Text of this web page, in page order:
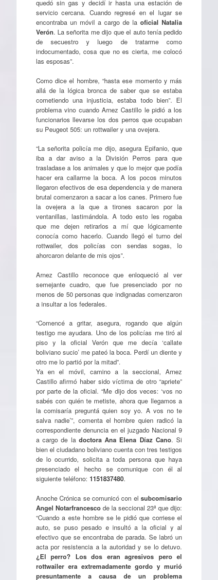
quedó sin gas y decidí ir hasta una estación de
servicio cercana. Cuando regresé en el lugar se
encontraba un móvil a cargo de laoficial Natalia
Verón. La señorita me dijo que el auto tenía pedido
de secuestro y luego de tratarme como
indocumentado, cosa que no es cierta, me colocó
las esposas”.
Como dice el hombre, “hasta ese momento y más
allá de la lógica bronca de saber que se estaba
cometiendo una injusticia, estaba todo bien”. El
problema vino cuando Arnez Castillo le pidió a los
funcionarios llevarse los dos perros que ocupaban
su Peugeot 505: un rottwailer y una ovejera.
“La señorita policía me dijo, asegura Epifanio, que
iba a dar aviso a la División Perros para que
trasladase a los animales y que lo mejor que podía
hacer era callarme la boca. A los pocos minutos
llegaron efectivos de esa dependencia y de manera
brutal comenzaron a sacar a los canes. Primero fue
la ovejera a la que a tirones sacaron por la
ventanillas, lastimándola. A todo esto les rogaba
que me dejen retirarlos a mí que lógicamente
conocía como hacerlo. Cuando llegó el turno del
rottwailer, dos policías con sendas sogas, lo
ahorcaron delante de mis ojos”.
Arnez Castillo reconoce que enloqueció al ver
semejante cuadro, que fue presenciado por no
menos de 50 personas que indignadas comenzaron
a insultar a los federales.
“Comencé a gritar, asegura, rogando que algún
testigo me ayudara. Uno de los policías me tiró al
piso y la oficial Verón que me decía ‘callate
boliviano sucio’ me pateó la boca. Perdí un diente y
otro me lo partió por la mitad”.
Ya en el móvil, camino a la seccional, Arnez
Castillo afirmó haber sido víctima de otro “apriete”
por parte de la oficial. “Me dijo dos veces: ‘vos no
sabés con quién te metiste, ahora que llegamos a
la comisaría preguntá quien soy yo. A vos no te
salva nadie’”, comenta el hombre quien radicó la
correspondiente denuncia en el juzgado Nacional 9
a cargo de la doctora Ana Elena Díaz Cano. Si
bien el ciudadano boliviano cuenta con tres testigos
de lo ocurrido, solicita a toda persona que haya
presenciado el hecho se comunique con él al
siguiente teléfono: 1151837480.
Anoche Crónica se comunicó con elsubcomisario
Angel Notarfrancescode la seccional 23ª que dijo:
“Cuando a este hombre se le pidió que corriese el
auto, se puso pesado e insultó a la oficial y al
efectivo que se encontraba de parada. Se labró un
acta por resistencia a la autoridad y se lo detuvo.
¿El perro? Los dos eran agresivos pero el
rottwailer era extremadamente gordo y murió
presuntamente a causa de un problema